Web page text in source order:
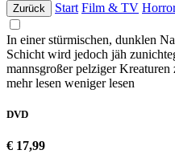
Zurück Start Film & TV
In einer stürmischen, dunklen
Schicht wird jedoch jäh
mannsgroßer pelziger
mehr lesen weniger lesen
DVD
€ 17,99